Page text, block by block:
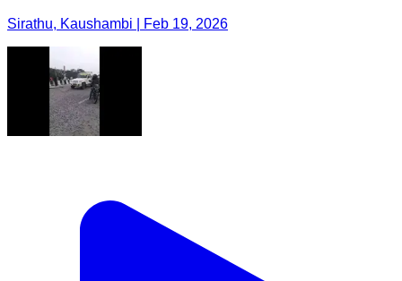
Sirathu, Kaushambi | Feb 19, 2026